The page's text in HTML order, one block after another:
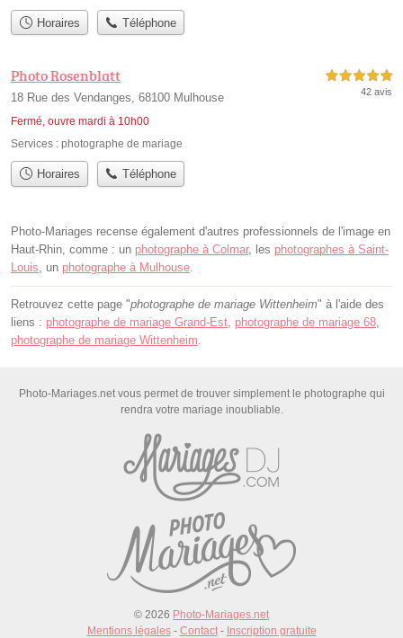
Horaires Téléphone
Photo Rosenblatt
18 Rue des Vendanges, 68100 Mulhouse
Fermé, ouvre mardi à 10h00
5,0 étoiles sur 5
42 avis
Services : photographe de mariage
Horaires Téléphone
Photo-Mariages recense également d'autres professionnels de l'image en
Haut-Rhin, comme : un photographe à Colmar, les photographes à Saint-
Louis , un photographe à Mulhouse
Retrouvez cette page "photographe de mariage Wittenheim" à l'aide des
liens : photographe de mariage Grand-Est photographe de mariage 68
photographe de mariage Wittenheim
Photo-Mariages.net vous permet de trouver simplement le photographe qui
rendra votre mariage inoubliable.
© 2026 Photo-Mariages.net
Mentions légales- Contact- Inscription gratuite